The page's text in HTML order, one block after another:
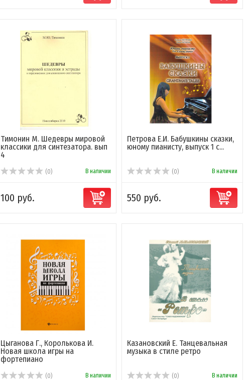
Тимонин М. Шедевры мировой
классики для синтезатора. вып
4
(0) В наличии
100 руб.
Петрова Е.И. Бабушкины сказки,
юному пианисту, выпуск 1 с...
(0) В наличии
550 руб.
Цыганова Г., Королькова И.
Новая школа игры на
фортепиано
(0) В наличии
Казановский Е. Танцевальная
музыка в стиле ретро
(0) В наличии